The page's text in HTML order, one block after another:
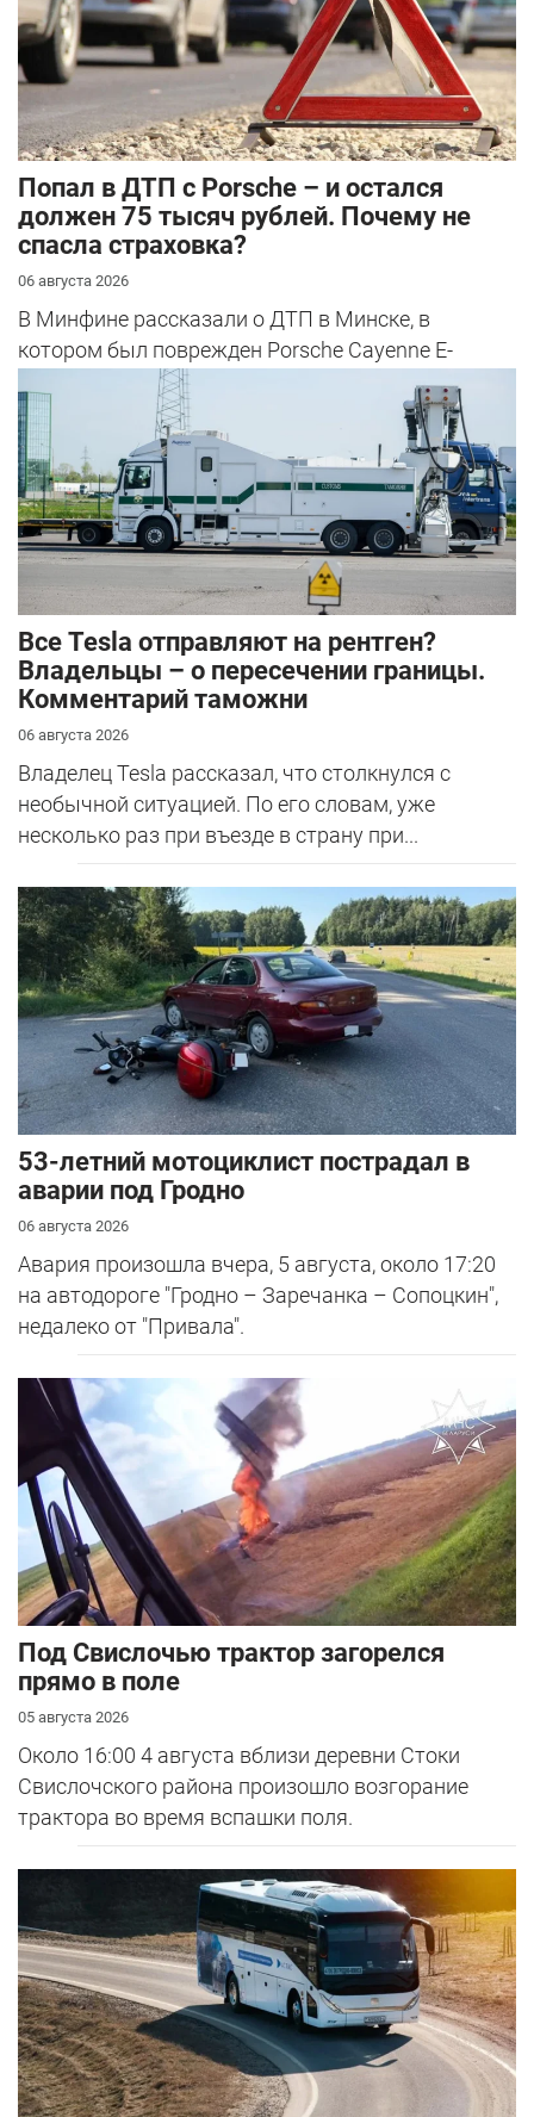
​Попал в ДТП с Porsche – и остался
должен 75 тысяч рублей. Почему не
спасла страховка?
06 августа 2026
В Минфине рассказали о ДТП в Минске, в
котором был поврежден Porsche Cayenne E-
Все Tesla отправляют на рентген?
Владельцы – о пересечении границы.
Комментарий таможни
06 августа 2026
Владелец Tesla рассказал, что столкнулся с
необычной ситуацией. По его словам, уже
несколько раз при въезде в страну при...
53-летний мотоциклист пострадал в
аварии под Гродно
06 августа 2026
Авария произошла вчера, 5 августа, около 17:20
на автодороге "Гродно – Заречанка – Сопоцкин",
недалеко от "Привала".
Под Свислочью трактор загорелся
прямо в поле
05 августа 2026
Около 16:00 4 августа вблизи деревни Стоки
Свислочского района произошло возгорание
трактора во время вспашки поля.